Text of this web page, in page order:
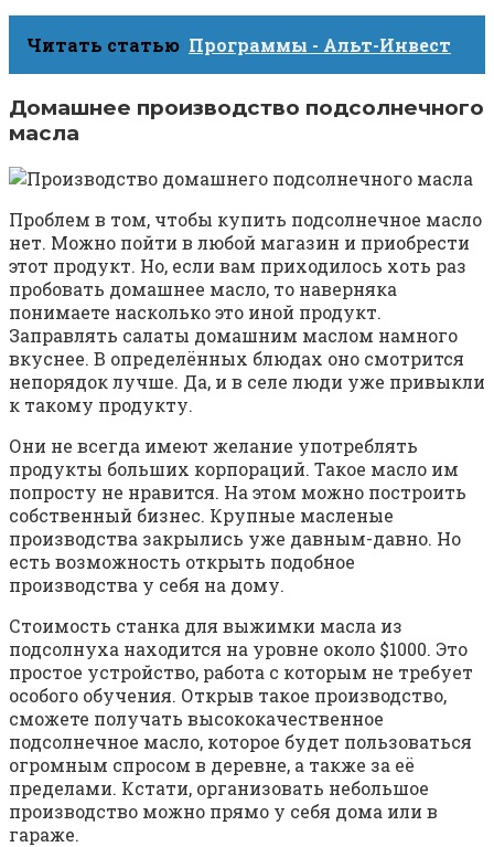
Читать статью Программы - Альт-Инвест
Домашнее производство подсолнечного
масла
Проблем в том, чтобы купить подсолнечное масло
нет. Можно пойти в любой магазин и приобрести
этот продукт. Но, если вам приходилось хоть раз
пробовать домашнее масло, то наверняка
понимаете насколько это иной продукт.
Заправлять салаты домашним маслом намного
вкуснее. В определённых блюдах оно смотрится
непорядок лучше. Да, и в селе люди уже привыкли
к такому продукту.
Они не всегда имеют желание употреблять
продукты больших корпораций. Такое масло им
попросту не нравится. На этом можно построить
собственный бизнес. Крупные масленые
производства закрылись уже давным-давно. Но
есть возможность открыть подобное
производства у себя на дому.
Стоимость станка для выжимки масла из
подсолнуха находится на уровне около $1000. Это
простое устройство, работа с которым не требует
особого обучения. Открыв такое производство,
сможете получать высококачественное
подсолнечное масло, которое будет пользоваться
огромным спросом в деревне, а также за её
пределами. Кстати, организовать небольшое
производство можно прямо у себя дома или в
гараже.